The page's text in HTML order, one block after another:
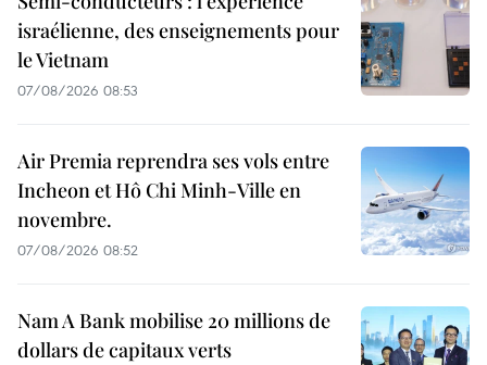
israélienne, des enseignements pour
le Vietnam
07/08/2026 08:53
Air Premia reprendra ses vols entre
Incheon et Hô Chi Minh-Ville en
novembre.
07/08/2026 08:52
Nam A Bank mobilise 20 millions de
dollars de capitaux verts